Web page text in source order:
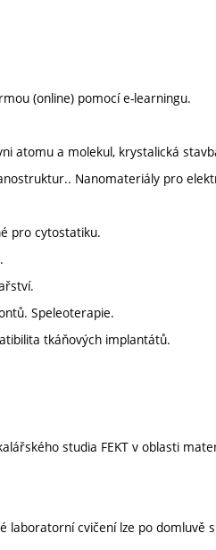
(online) pomocí e-learningu.
atomu a molekul, krystalická
Nanomateriály pro
pro cytostatiku.
Speleoterapie.
tkáňových implantátů.
studia FEKT v oblasti
laboratorní cvičení lze po domluvě